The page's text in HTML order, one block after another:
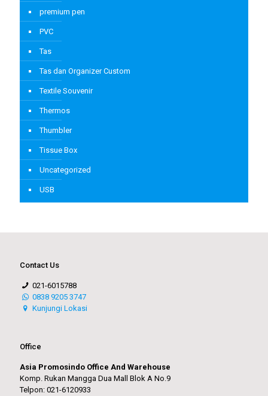
premium pen
PVC
Tas
Tas dan Organizer Custom
Textile Souvenir
Thermos
Thumbler
Tissue Box
Uncategorized
USB
Contact Us
021-6015788
0838 9205 3747
Kunjungi Lokasi
Office
Asia Promosindo Office And Warehouse
Komp. Rukan Mangga Dua Mall Blok A No.9
Telpon: 021-6120933